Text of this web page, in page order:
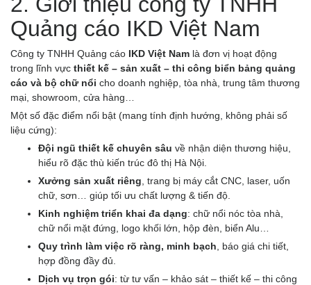
Quảng cáo IKD Việt Nam
Công ty TNHH Quảng cáo IKD Việt Nam là đơn vị hoạt động
trong lĩnh vực thiết kế – sản xuất – thi công biển bảng quảng
cáo và bộ chữ nổi cho doanh nghiệp, tòa nhà, trung tâm thương
mại, showroom, cửa hàng…
Một số đặc điểm nổi bật (mang tính định hướng, không phải số
liệu cứng):
Đội ngũ thiết kế chuyên sâu về nhận diện thương hiệu,
hiểu rõ đặc thù kiến trúc đô thị Hà Nội.
Xưởng sản xuất riêng , trang bị máy cắt CNC, laser, uốn
chữ, sơn… giúp tối ưu chất lượng & tiến độ.
Kinh nghiệm triển khai đa dạng: chữ nổi nóc tòa nhà,
chữ nổi mặt đứng, logo khối lớn, hộp đèn, biển Alu…
Quy trình làm việc rõ ràng, minh bạch , báo giá chi tiết,
hợp đồng đầy đủ.
Dịch vụ trọn gói: từ tư vấn – khảo sát – thiết kế – thi công